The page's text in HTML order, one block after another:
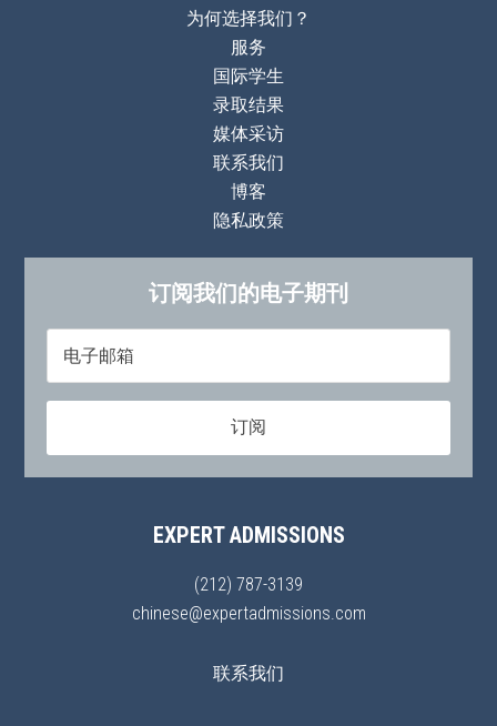
为何选择我们？
服务
国际学生
录取结果
媒体采访
联系我们
博客
隐私政策
订阅我们的电子期刊
EXPERT ADMISSIONS
(212) 787-3139
chinese@expertadmissions.com
联系我们